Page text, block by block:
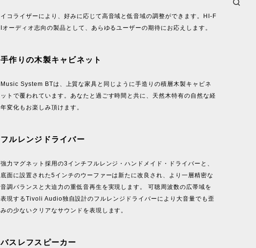
イコライザーにより、好みに応じて高音域と低音域の調整ができます。HI-F
Iオーディオ志向の製品として、あらゆるユーザーの期待にお応えします。
手作りの木製キャビネット
Music System BTは、上質な家具と同じように手造りの積層木製キャビネ
ットで覆われています。あなたと過ごす時間と共に、天然木特有の自然な経
年変化もお楽しみ頂けます。
フルレンジドライバー
強力マグネット採用の3インチフルレンジ・ハンドメイド・ドライバーと、
底面に設置された5インチのウーファーは新たに改良され、より一層精密な
音調バランスと大迫力の重低音再生を実現します。 可聴周波数の広帯域を
表現するTivoli Audio独自設計のフルレンジドライバーにより大音量でも歪
みの少ないクリアなサウンドを表現します。
バスレフスピーカー